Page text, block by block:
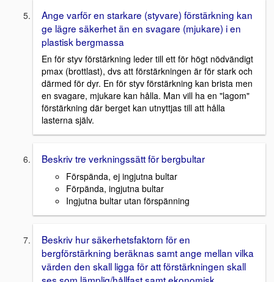
Ange varför en starkare (styvare) förstärkning kan
ge lägre säkerhet än en svagare (mjukare) i en
plastisk bergmassa
En för styv förstärkning leder till ett för högt nödvändigt
pmax (brottlast), dvs att förstärkningen är för stark och
därmed för dyr. En för styv förstärkning kan brista men
en svagare, mjukare kan hålla. Man vill ha en "lagom"
förstärkning där berget kan utnyttjas till att hålla
lasterna själv.
Beskriv tre verkningssätt för bergbultar
Förspända, ej ingjutna bultar
Förpända, ingjutna bultar
Ingjutna bultar utan förspänning
Beskriv hur säkerhetsfaktorn för en
bergförstärkning beräknas samt ange mellan vilka
värden den skall ligga för att förstärkningen skall